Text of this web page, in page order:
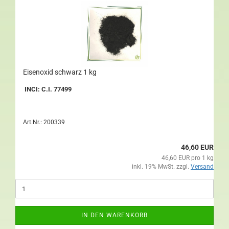
Eisenoxid schwarz 1 kg
INCI: C.I. 77499
Art.Nr.: 200339
46,60 EUR
46,60 EUR pro 1 kg
inkl. 19% MwSt. zzgl. Versand
IN DEN WARENKORB